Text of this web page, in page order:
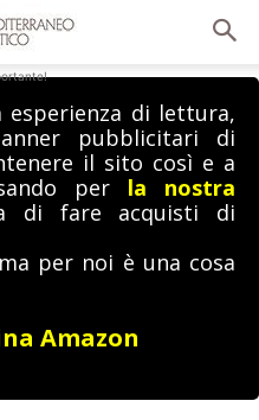
di lettura,
pubblicitari di
il sito così e a
per la nostra
di fare acquisti di
per noi è una cosa
Amazon